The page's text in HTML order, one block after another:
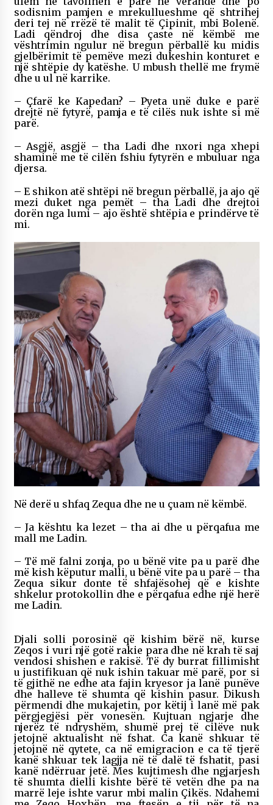
sodisnim pamjen e mrekullueshme që shtrihej
deri tej në rrëzë të malit të Çipinit, mbi Bolenë.
Ladi qëndroj dhe disa çaste në këmbë me
vështrimin ngulur në bregun përballë ku midis
gjelbërimit të pemëve mezi dukeshin konturet e
një shtëpie dy katëshe. U mbush thellë me frymë
dhe u ul në karrike.
– Çfarë ke Kapedan? – Pyeta unë duke e parë
drejtë në fytyrë, pamja e të cilës nuk ishte si më
parë.
– Asgjë, asgjë – tha Ladi dhe nxori nga xhepi
shaminë me të cilën fshiu fytyrën e mbuluar nga
djersa.
– E shikon atë shtëpi në bregun përballë, ja ajo që
mezi duket nga pemët – tha Ladi dhe drejtoi
dorën nga lumi – ajo është shtëpia e prindërve të
mi.
Në derë u shfaq Zequa dhe ne u çuam në këmbë.
– Ja kështu ka lezet – tha ai dhe u përqafua me
mall me Ladin.
– Të më falni zonja, po u bënë vite pa u parë dhe
më kish këputur malli, u bënë vite pa u parë – tha
Zequa sikur donte të shfajësohej që e kishte
shkelur protokollin dhe e përqafua edhe një herë
me Ladin.
Djali solli porosinë që kishim bërë në, kurse
Zeqos i vuri një gotë rakie para dhe në krah të saj
vendosi shishen e rakisë. Të dy burrat fillimisht
u justifikuan që nuk ishin takuar më parë, por si
të gjithë ne edhe ata fajin kryesor ja lanë punëve
dhe halleve të shumta që kishin pasur. Dikush
përmendi dhe mukajetin, por këtij i lanë më pak
përgjegjësi për vonesën. Kujtuan ngjarje dhe
njerëz të ndryshëm, shumë prej të cilëve nuk
jetojnë aktualisht në fshat. Ca kanë shkuar të
jetojnë në qytete, ca në emigracion e ca të tjerë
kanë shkuar tek lagjja në të dalë të fshatit, pasi
kanë ndërruar jetë. Mes kujtimesh dhe ngjarjesh
të shumta dielli kishte bërë të vetën dhe pa na
marrë leje ishte varur mbi malin Çikës. Ndahemi